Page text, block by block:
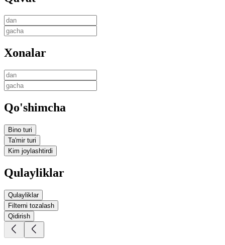
Xonalar
Qo'shimcha
Bino turi
Ta'mir turi
Kim joylashtirdi
Qulayliklar
Qulayliklar
Filterni tozalash
Qidirish